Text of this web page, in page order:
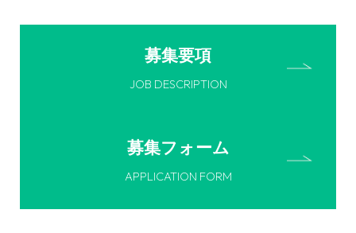
募集要項
募集フォーム